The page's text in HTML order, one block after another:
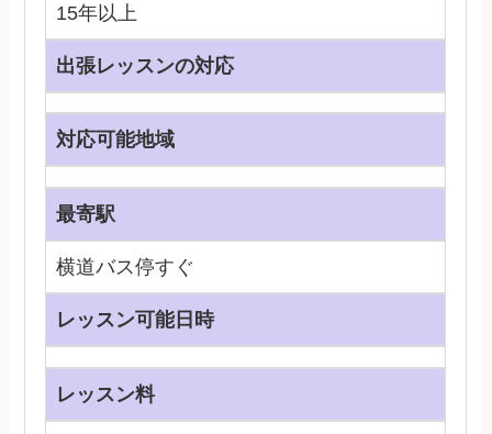
15年以上
出張レッスンの対応
対応可能地域
最寄駅
横道バス停すぐ
レッスン可能日時
レッスン料